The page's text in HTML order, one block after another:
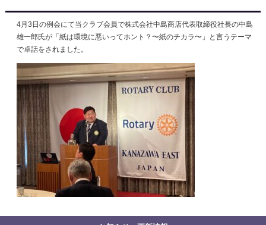
4月3日の例会にて当クラブ会員で株式会社中島商店代表取締役社長の中島
雄一郎氏が「紙は環境に悪いってホント？〜紙のチカラ〜」と言うテーマ
で卓話をされました。